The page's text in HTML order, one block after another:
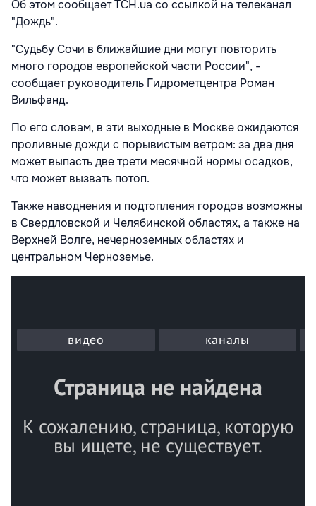
Об этом сообщает ТСН.ua со ссылкой на телеканал
"Дождь".
"Судьбу Сочи в ближайшие дни могут повторить
много городов европейской части России", -
сообщает руководитель Гидрометцентра Роман
Вильфанд.
По его словам, в эти выходные в Москве ожидаются
проливные дожди с порывистым ветром: за два дня
может выпасть две трети месячной нормы осадков,
что может вызвать потоп.
Также наводнения и подтопления городов возможны
в Свердловской и Челябинской областях, а также на
Верхней Волге, нечерноземных областях и
центральном Черноземье.